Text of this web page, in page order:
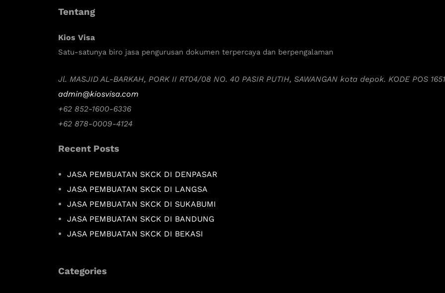
Tentang
Kios Visa
Satu-satunya biro jasa pengurusan dokumen terpercaya dan berpengalaman
Jl. MASJID AL-BARKAH, PORK II RT04/08 NO. 40 PASIR PUTIH, SAWANGAN kota depok. KODE POS
admin@kiosvisa.com
+62 852-1600-6336
+62 878-0009-4124
Recent Posts
JASA PEMBUATAN SKCK DI DENPASAR
JASA PEMBUATAN SKCK DI LANGSA
JASA PEMBUATAN SKCK DI SUKABUMI
JASA PEMBUATAN SKCK DI BANDUNG
JASA PEMBUATAN SKCK DI BEKASI
Categories